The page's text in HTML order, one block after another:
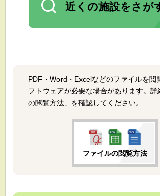
近くの施設をさが
PDF・Word・Excelなどのファイルを閲
フトウェアが必要な場合があります。詳
の閲覧方法」を確認してください。
ファイルの閲覧方法